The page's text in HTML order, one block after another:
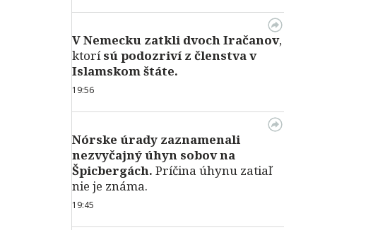
V Nemecku zatkli dvoch Iračanov,
ktorísú podozriví z členstva v
Islamskom štáte.
19:56
Nórske úrady zaznamenali
nezvyčajný úhyn sobov na
Špicbergách. Príčina úhynu zatiaľ
nie je známa.
19:45